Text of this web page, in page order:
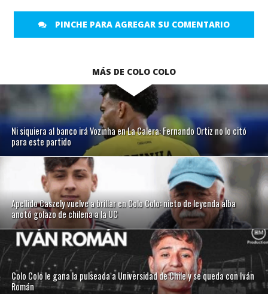
PINCHE PARA AGREGAR SU COMENTARIO
MÁS DE COLO COLO
Ni siquiera al banco irá Vozinha en La Calera: Fernando Ortiz no lo citó
para este partido
Apellido Caszely vuelve a brillar en Colo Colo: nieto de leyenda alba
anotó golazo de chilena a la UC
Colo Colo le gana la pulseada a Universidad de Chile y se queda con Iván
Román